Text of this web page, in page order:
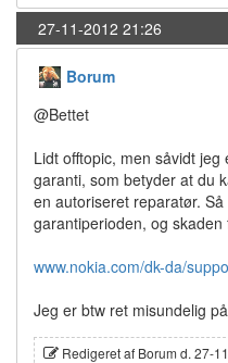
27-11-2012 21:26
Borum
@Bettet
Lidt offtopic, men såvidt
garanti, som betyder at du
en autoriseret reparatør.
garantiperioden, og
www.nokia.com/dk-da/
Jeg er btw ret misundelig
Redigeret af Borum d. 27-